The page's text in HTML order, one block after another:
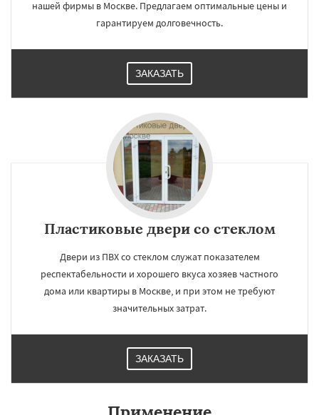
нашей фирмы в Москве. Предлагаем оптимальные цены и
гарантируем долговечность.
ЗАКАЗАТЬ
Пластиковые двери со стеклом
Двери из ПВХ со стеклом служат показателем
респектабельности и хорошего вкуса хозяев частного
дома или квартиры в Москве, и при этом не требуют
значительных затрат.
ЗАКАЗАТЬ